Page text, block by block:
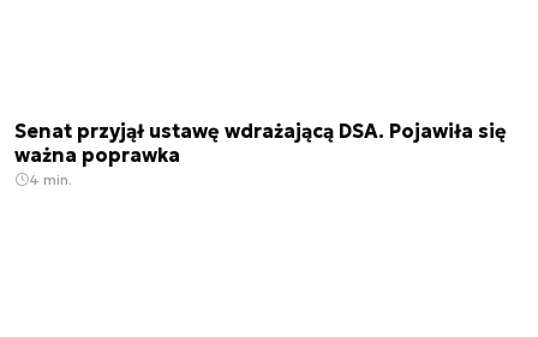
Senat przyjął ustawę wdrażającą DSA. Pojawiła się
ważna poprawka
4 min.